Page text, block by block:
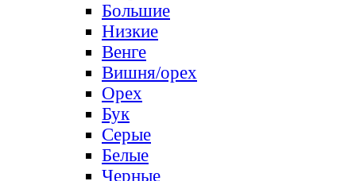
Большие
Низкие
Венге
Вишня/орех
Орех
Бук
Серые
Белые
Черные